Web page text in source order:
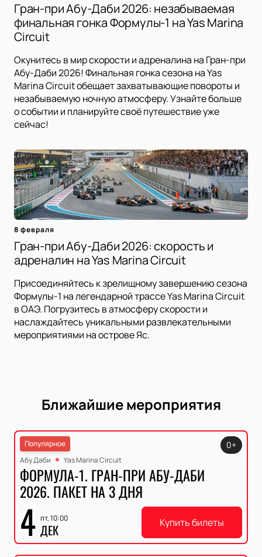
Гран-при Абу-Даби 2026: незабываемая
финальная гонка Формулы-1 на Yas Marina
Circuit
Окунитесь в мир скорости и адреналина на Гран-при
Абу-Даби 2026! Финальная гонка сезона на Yas
Marina Circuit обещает захватывающие повороты и
незабываемую ночную атмосферу. Узнайте больше
о событии и планируйте своё путешествие уже
сейчас!
8 февраля
Гран-при Абу-Даби 2026: скорость и
адреналин на Yas Marina Circuit
Присоединяйтесь к зрелищному завершению сезона
Формулы-1 на легендарной трассе Yas Marina Circuit
в ОАЭ. Погрузитесь в атмосферу скорости и
наслаждайтесь уникальными развлекательными
мероприятиями на острове Яс.
Ближайшие мероприятия
Популярное
Абу Даби
Yas Marina Circuit
ФОРМУЛА-1. ГРАН-ПРИ АБУ-ДАБИ
2026. ПАКЕТ НА 3 ДНЯ
4 пт, 10:00
ДЕК
0+
Купить билеты